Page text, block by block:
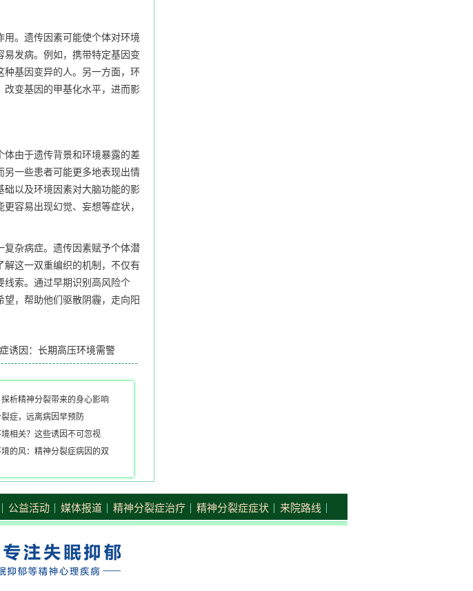
。遗传因素可能使个体对环境
易发病。例如，携带特定基因变
基因变异的人。另一方面，环
改变基因的甲基化水平，进而影
由于遗传背景和环境暴露的差
另一些患者可能更多地表现出情
础以及环境因素对大脑功能的影
容易出现幻觉、妄想等症状，
杂病症。遗传因素赋予个体潜
解这一双重编织的机制，不仅有
线索。通过早期识别高风险个
，帮助他们驱散阴霾，走向阳
诱因：长期高压环境需警
析精神分裂带来的身心影响
症，远离病因早预防
相关？这些诱因不可忽视
的风：精神分裂症病因的双
公益活动 媒体报道 精神分裂症治疗 精神分裂症症状 来院路线